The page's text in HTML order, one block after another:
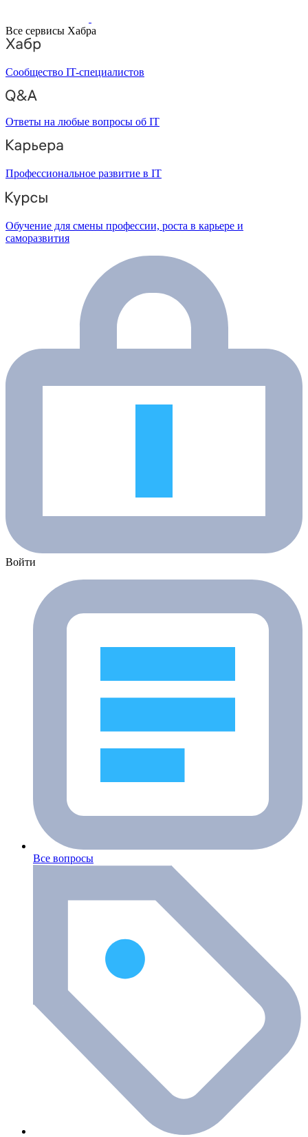
Все сервисы Хабра
Сообщество IT-специалистов
Ответы на любые вопросы об IT
Профессиональное развитие в IT
Обучение для смены профессии, роста в карьере и
саморазвития
Войти
Все вопросы